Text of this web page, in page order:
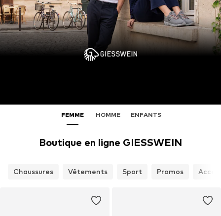
FEMME HOMME ENFANTS
Boutique en ligne GIESSWEIN
Chaussures Vêtements Sport Promos